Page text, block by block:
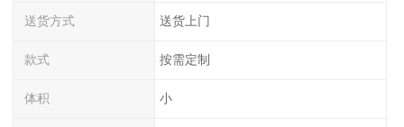
送货方式 送货上门
款式 按需定制
体积 小